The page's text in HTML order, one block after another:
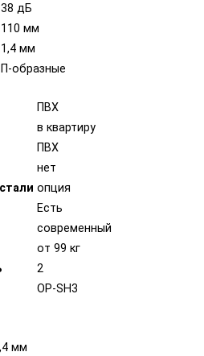
38 дБ
110 мм
1,4 мм
П-образные
ПВХ
в квартиру
ПВХ
нет
опция
Есть
современный
от 99 кг
2
OP-SH3
мм